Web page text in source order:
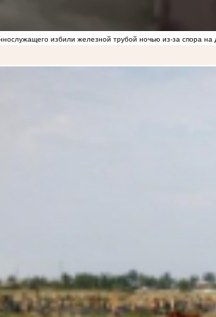
избили железной трубой ночью из-за спора на